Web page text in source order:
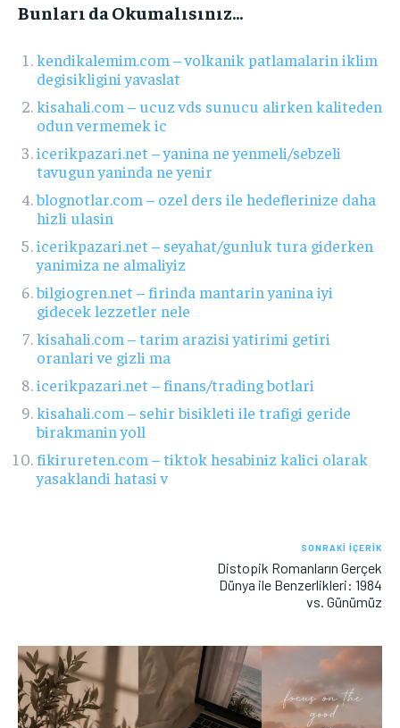
Bunları da Okumalısınız…
kendikalemim.com – volkanik patlamalarin iklim
degisikligini yavaslat
kisahali.com – ucuz vds sunucu alirken kaliteden
odun vermemek ic
icerikpazari.net – yanina ne yenmeli/sebzeli
tavugun yaninda ne yenir
blognotlar.com – ozel ders ile hedeflerinize daha
hizli ulasin
icerikpazari.net – seyahat/gunluk tura giderken
yanimiza ne almaliyiz
bilgiogren.net – firinda mantarin yanina iyi
gidecek lezzetler nele
kisahali.com – tarim arazisi yatirimi getiri
oranlari ve gizli ma
icerikpazari.net – finans/trading botlari
kisahali.com – sehir bisikleti ile trafigi geride
birakmanin yoll
fikirureten.com – tiktok hesabiniz kalici olarak
yasaklandi hatasi v
SONRAKI İÇERIK
Distopik Romanların Gerçek
Dünya ile Benzerlikleri: 1984
vs. Günümüz